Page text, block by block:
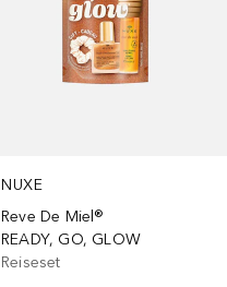
NUXE
Reve De Miel®
READY, GO, GLOW
Reiseset